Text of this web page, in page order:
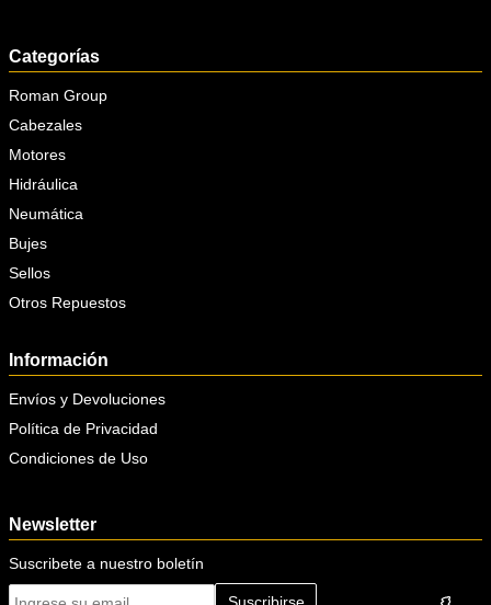
Categorías
Roman Group
Cabezales
Motores
Hidráulica
Neumática
Bujes
Sellos
Otros Repuestos
Información
Envíos y Devoluciones
Política de Privacidad
Condiciones de Uso
Newsletter
Suscribete a nuestro boletín